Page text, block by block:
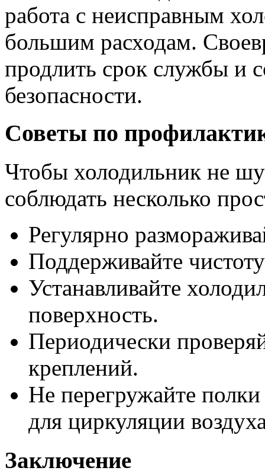
работа с неисправным
большим расходам.
продлить срок службы и
безопасности.
Советы по
Чтобы холодильник не
соблюдать несколько
Регулярно
Поддерживайте
Устанавливайте
поверхность.
Периодически
креплений.
Не перегружайте
для циркуляции
Заключение